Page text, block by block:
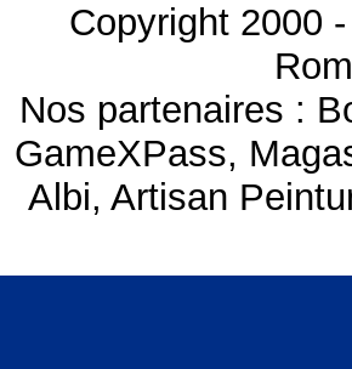
Copyright 2000
Nos partenaires :
GameXPass,
Albi, Artisan